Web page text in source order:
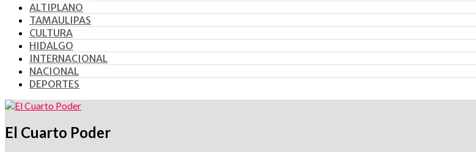
ALTIPLANO
TAMAULIPAS
CULTURA
HIDALGO
INTERNACIONAL
NACIONAL
DEPORTES
El Cuarto Poder